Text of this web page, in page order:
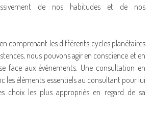
de nos habitudes et de nos
comprenant les différents cycles planétaires
nous pouvons agir en conscience et en
face aux événements. Une consultation en
les éléments essentiels au consultant pour lui
choix les plus appropriés en regard de sa